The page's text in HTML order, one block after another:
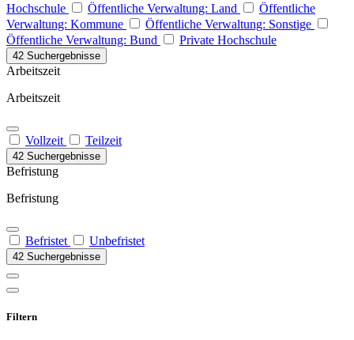
Hochschule
Öffentliche Verwaltung: Land
Öffentliche
Verwaltung: Kommune
Öffentliche Verwaltung: Sonstige
Öffentliche Verwaltung: Bund
Private Hochschule
42 Suchergebnisse
Arbeitszeit
Arbeitszeit
Vollzeit Teilzeit
42 Suchergebnisse
Befristung
Befristung
Befristet Unbefristet
42 Suchergebnisse
Filtern